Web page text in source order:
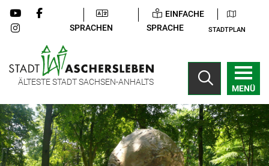
SPRACHEN
EINFACHE
SPRACHE
STADTPLAN
ÄLTESTE STADT SACHSEN-ANHALTS
MENÜ